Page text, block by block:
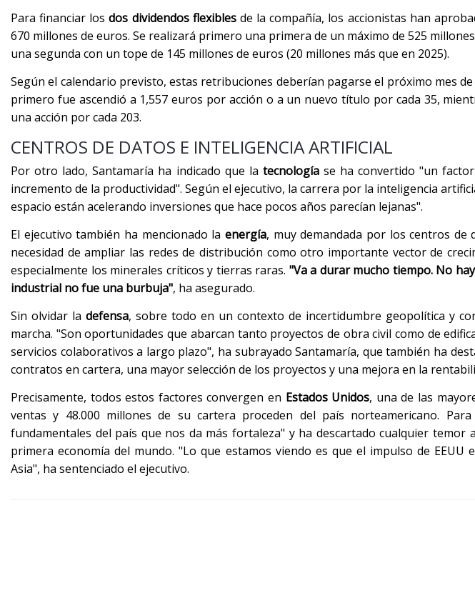
Para financiar losdos dividendos flexiblesde la compañía, los accionistas han
670 millones de euros. Se realizará primero una primera de un máximo de 525
una segunda con un tope de 145 millones de euros (20 millones más que en 2025).
Según el calendario previsto, estas retribuciones deberían pagarse el próximo mes
primero fue ascendió a 1,557 euros por acción o a un nuevo título por cada 35,
una acción por cada 203.
CENTROS DE DATOS E INTELIGENCIA ARTIFICIAL
Por otro lado, Santamaría ha indicado que la tecnologíase ha convertido "un
incremento de la productividad". Según el ejecutivo, la carrera por la inteligencia
espacio están acelerando inversiones que hace pocos años parecían lejanas".
El ejecutivo también ha mencionado la energía, muy demandada por los centros de
necesidad de ampliar las redes de distribución como otro importante vector de
especialmente los minerales críticos y tierras raras. "Va a durar mucho tiempo. No
industrial no fue una burbuja", ha asegurado.
Sin olvidar la defensa, sobre todo en un contexto de incertidumbre geopolítica y
marcha. "Son oportunidades que abarcan tanto proyectos de obra civil como de
servicios colaborativos a largo plazo", ha subrayado Santamaría, que también ha
contratos en cartera, una mayor selección de los proyectos y una mejora en la
Precisamente, todos estos factores convergen en Estados Unidos, una de las
ventas y 48.000 millones de su cartera proceden del país norteamericano.
fundamentales del país que nos da más fortaleza" y ha descartado cualquier temor
primera economía del mundo. "Lo que estamos viendo es que el impulso de
Asia", ha sentenciado el ejecutivo.